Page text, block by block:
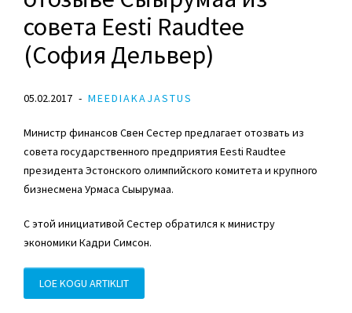
совета Eesti Raudtee
(София Дельвер)
05.02.2017 MEEDIAKAJASTUS
Министр финансов Свен Сестер предлагает отозвать из
совета государственного предприятия Eesti Raudtee
президента Эстонского олимпийского комитета и крупного
бизнесмена Урмаса Сыырумаа.
С этой инициативой Сестер обратился к министру
экономики Кадри Симсон.
LOE KOGU ARTIKLIT